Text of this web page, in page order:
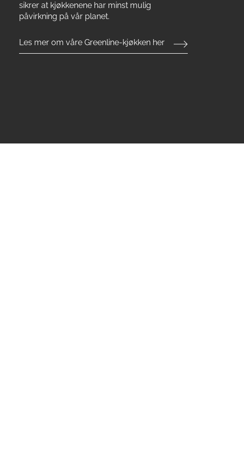
sikrer at kjøkkenene har minst mulig
påvirkning på vår planet.
Les mer om våre Greenline-kjøkken her